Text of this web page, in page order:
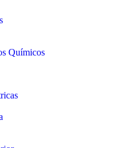
Químicos